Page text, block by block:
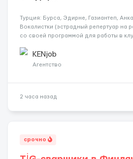
Турция: Бурса, Эдирне, Газиантеп,
Вокалистки (эстрадный репертуар на
со своей программой для работы в
одного до трех месяцев. Мед.
KENjob
Агентство
2 часа назад
срочно